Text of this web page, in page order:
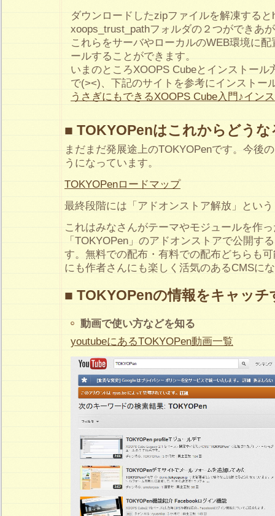
ダウンロードしたzipファイルを解凍する
xoops_trust_pathフォルダの２つができあ
これらをサーバやローカルのWEB環境に
ールすることができます。
いまのところXOOPS Cubeとインストール
で(><)、下記のサイトを参考にインストー
うさぎにもできるXOOPS Cube入門♪イン
■ TOKYOPenはこれからどうな
まだまだ発展途上のTOKYOPenです。今後
うになっています。
TOKYOPenロードマップ
最終段階には「アドオンストア解放」とい
これはみなさんがテーマやモジュールを作
「TOKYOPen」のアドオンストアで公開す
す。無料での配布・有料での配布どちらも
にも作者さんにも楽しく活気のあるCMSに
■ TOKYOPenの情報をキャッチ
動画で使い方などを知る
youtubeにあるTOKYOPen動画一覧